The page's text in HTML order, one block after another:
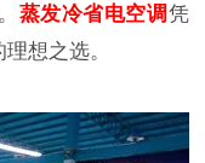
蒸发冷省电空调凭
想之选。